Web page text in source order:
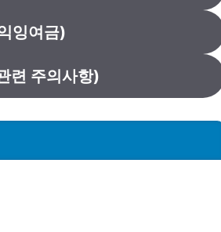
잉여금)
련 주의사항)